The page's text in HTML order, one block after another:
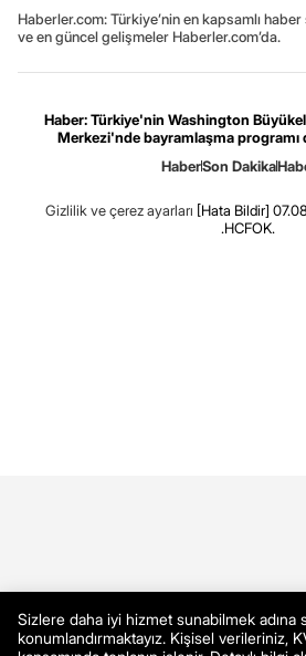
Haberler.com: Türkiye’nin en kapsamlı
ve en güncel gelişmeler Haberler.com’da.
Haber: Türkiye'nin Washington
Merkezi'nde bayramlaşma programı
HaberSon Dakika
Gizlilik ve çerez ayarları [Hata Bildir]
.HCFOK.
Sizlere daha iyi hizmet sunabilmek adına
konumlandırmaktayız. Kişisel verileriniz,